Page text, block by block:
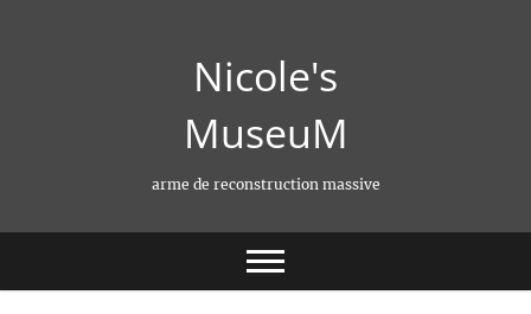
Nicole's
MuseuM
arme de reconstruction massive